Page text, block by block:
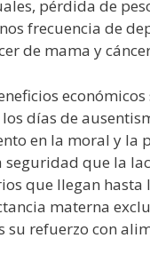
pérdida de
frecuencia de
de mama y
días de
en la moral y la
seguridad que la
que llegan
materna
su refuerzo con